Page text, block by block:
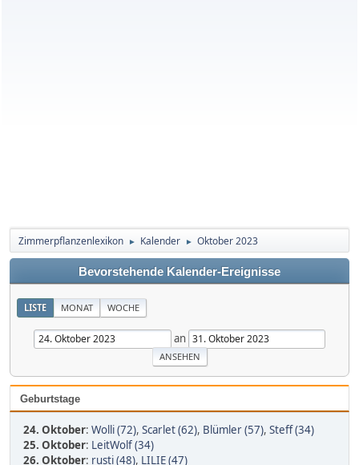
Zimmerpflanzenlexikon ► Kalender ► Oktober 2023
Bevorstehende Kalender-Ereignisse
LISTE MONAT WOCHE
an
Geburtstage
24. Oktober: Wolli (72), Scarlet (62), Blümler (57), Steff (34)
25. Oktober: LeitWolf (34)
26. Oktober: rusti (48), LILIE (47)